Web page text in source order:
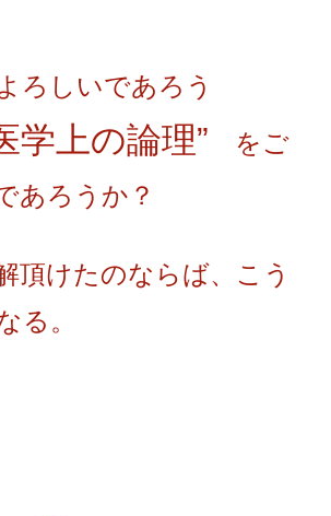
ろしいであろう
学上の論理” をご
あろうか？
頂けたのならば、こう
る。